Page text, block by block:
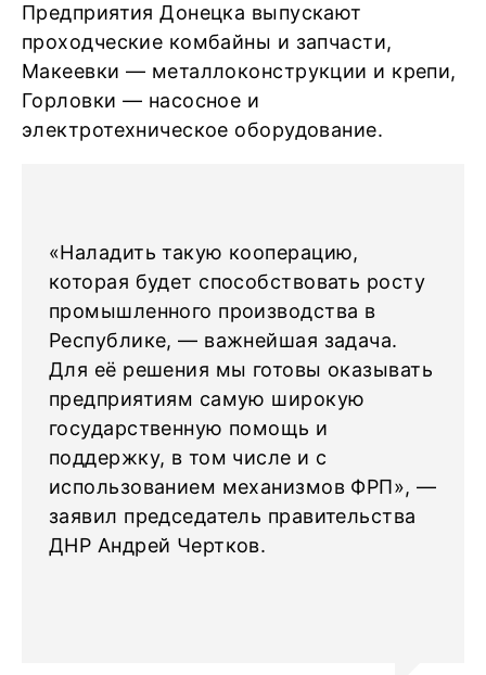
Предприятия Донецка выпускают
проходческие комбайны и запчасти,
Макеевки — металлоконструкции и крепи,
Горловки — насосное и
электротехническое оборудование.
«Наладить такую кооперацию,
которая будет способствовать росту
промышленного производства в
Республике, — важнейшая задача.
Для её решения мы готовы оказывать
предприятиям самую широкую
государственную помощь и
поддержку, в том числе и с
использованием механизмов ФРП», —
заявил председатель правительства
ДНР Андрей Чертков.